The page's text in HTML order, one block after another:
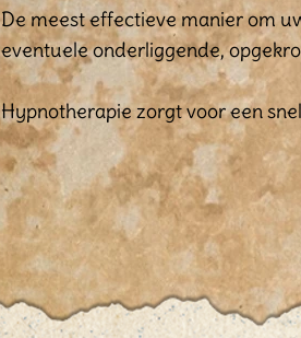
De meest effectieve manier om
eventuele onderliggende,
Hypnotherapie zorgt voor een